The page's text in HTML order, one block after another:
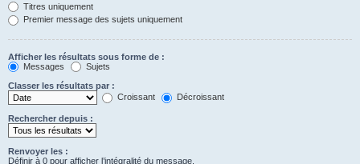
Titres uniquement
Premier message des sujets uniquement
Afficher les résultats sous forme de :
Messages
Sujets
Classer les résultats par :
Croissant
Décroissant
Rechercher depuis :
Renvoyer les :
Définir à 0 pour afficher l’intégralité du message.